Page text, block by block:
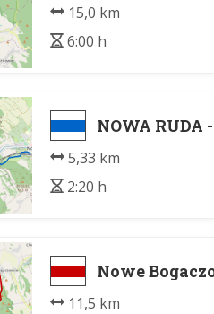
15,0 km
6:00 h
NOWA RUDA
5,33 km
2:20 h
Nowe
11,5 km